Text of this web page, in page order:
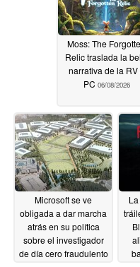
Moss: The
Relic traslada la
narrativa de la RV
PC 06/08/2026
Microsoft se ve
obligada a dar marcha
atrás en su política
sobre el investigador
de día cero fraudulento